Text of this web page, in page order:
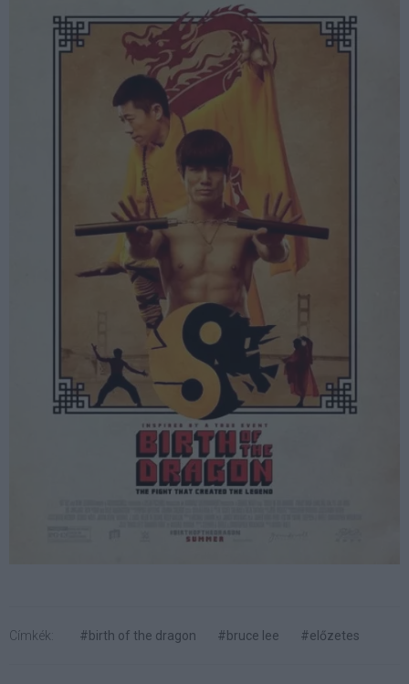
Címkék: #birth of the dragon #bruce lee #előzetes